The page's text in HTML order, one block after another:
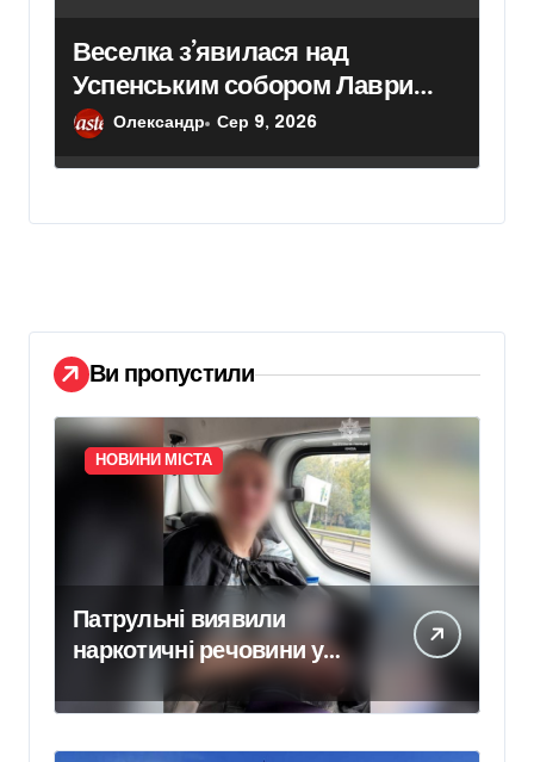
Веселка з’явилася над
Успенським собором Лаври
після атаки дрона
Олександр Сер 9, 2026
Ви пропустили
НОВИНИ МІСТА
Патрульні виявили
наркотичні речовини у
Святошинському районі